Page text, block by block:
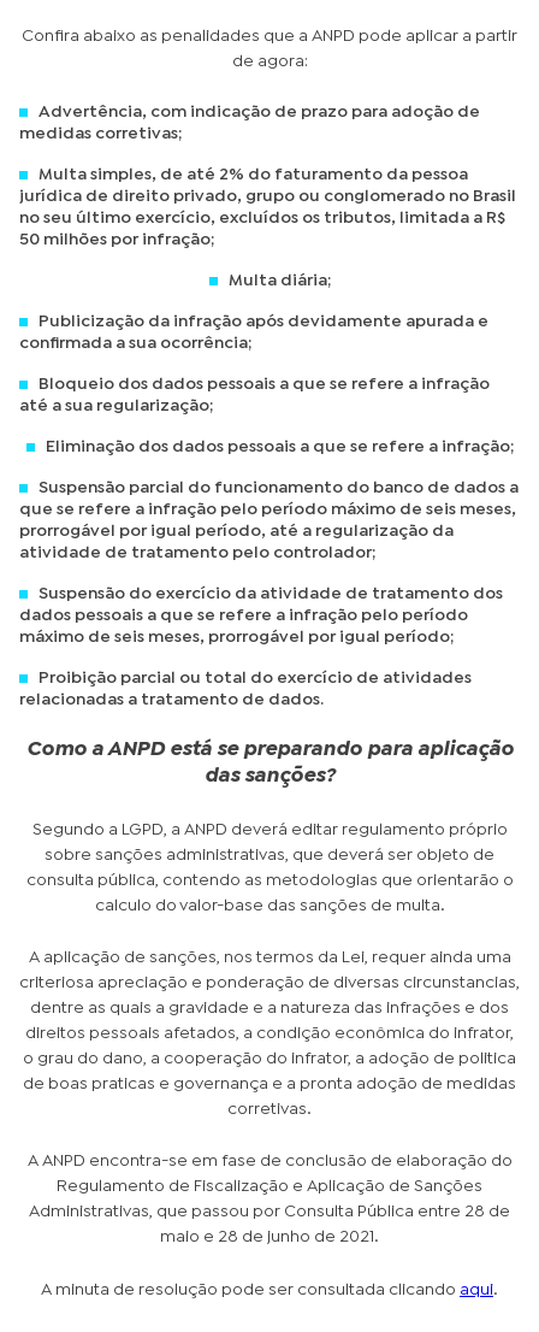
Confira abaixo as penalidades que a ANPD pode aplicar a partir
de agora:
Advertência, com indicação de prazo para adoção de
medidas corretivas;
Multa simples, de até 2% do faturamento da pessoa
jurídica de direito privado, grupo ou conglomerado no Brasil
no seu último exercício, excluídos os tributos, limitada a R$
50 milhões por infração;
Multa diária;
Publicização da infração após devidamente apurada e
confirmada a sua ocorrência;
Bloqueio dos dados pessoais a que se refere a infração
até a sua regularização;
Eliminação dos dados pessoais a que se refere a infração;
Suspensão parcial do funcionamento do banco de dados a
que se refere a infração pelo período máximo de seis meses,
prorrogável por igual período, até a regularização da
atividade de tratamento pelo controlador;
Suspensão do exercício da atividade de tratamento dos
dados pessoais a que se refere a infração pelo período
máximo de seis meses, prorrogável por igual período;
Proibição parcial ou total do exercício de atividades
relacionadas a tratamento de dados.
Como a ANPD está se preparando para aplicação
das sanções?
Segundo a LGPD, a ANPD deverá editar regulamento próprio
sobre sanções administrativas, que deverá ser objeto de
consulta pública, contendo as metodologias que orientarão o
calculo do valor-base das sanções de multa.
A aplicação de sanções, nos termos da Lei, requer ainda uma
criteriosa apreciação e ponderação de diversas circunstancias,
dentre as quais a gravidade e a natureza das infrações e dos
direitos pessoais afetados, a condição econômica do infrator,
o grau do dano, a cooperação do infrator, a adoção de politica
de boas praticas e governança e a pronta adoção de medidas
corretivas.
A ANPD encontra-se em fase de conclusão de elaboração do
Regulamento de Fiscalização e Aplicação de Sanções
Administrativas, que passou por Consulta Pública entre 28 de
maio e 28 de junho de 2021.
A minuta de resolução pode ser consultada clicando aqui.